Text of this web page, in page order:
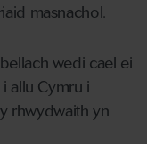
masnachol.
wedi cael ei
allu Cymru i
rhwydwaith yn